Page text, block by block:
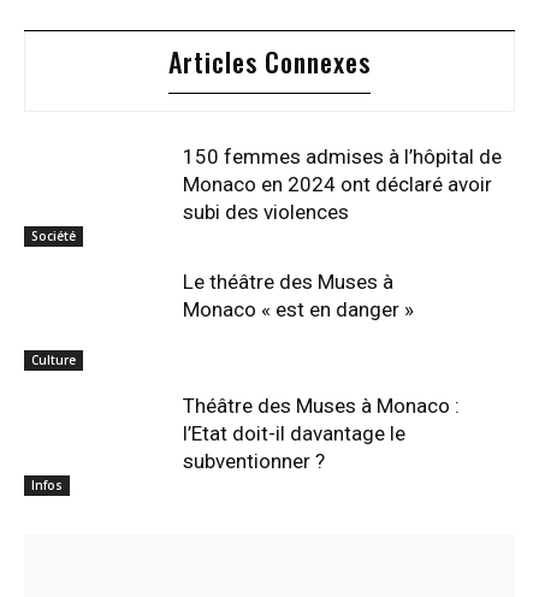
Articles Connexes
Société
150 femmes admises à l’hôpital de
Monaco en 2024 ont déclaré avoir
subi des violences
Culture
Le théâtre des Muses à
Monaco « est en danger »
Infos
Théâtre des Muses à Monaco :
l’Etat doit-il davantage le
subventionner ?